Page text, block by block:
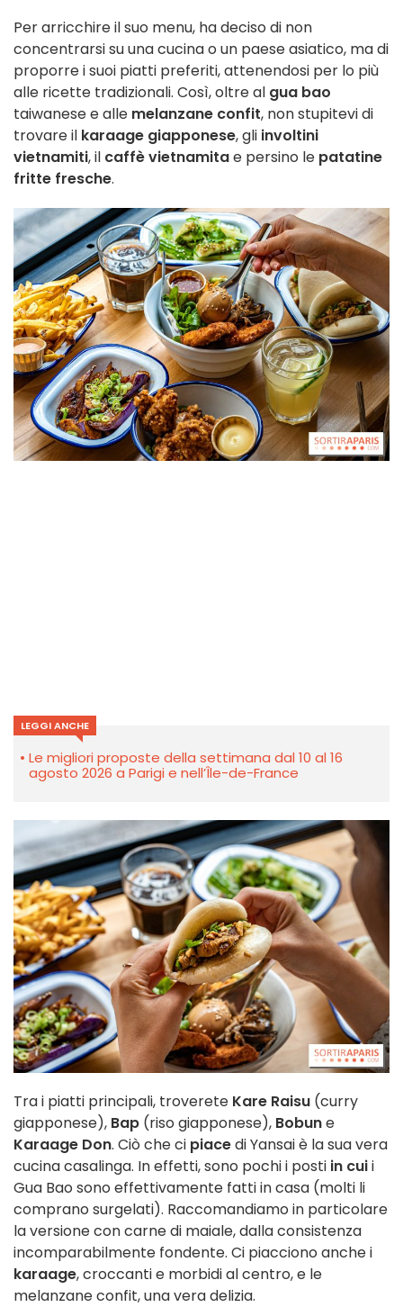
Per arricchire il suo menu, ha deciso di non
concentrarsi su una cucina o un paese asiatico, ma di
proporre i suoi piatti preferiti, attenendosi per lo più
alle ricette tradizionali. Così, oltre al gua bao
taiwanese e alle melanzane confit, non stupitevi di
trovare il karaage giapponese, gli involtini
vietnamiti, il caffè vietnamitae persino le patatine
fritte fresche.
LEGGI ANCHE
Le migliori proposte della settimana dal 10 al 16
agosto 2026 a Parigi e nell’Île-de-France
Tra i piatti principali, troverete Kare Raisu (curry
giapponese), Bap (riso giapponese), Bobune
Karaage Don. Ciò che ci piacedi Yansai è la sua vera
cucina casalinga. In effetti, sono pochi i posti in cuii
Gua Bao sono effettivamente fatti in casa (molti li
comprano surgelati). Raccomandiamo in particolare
la versione con carne di maiale, dalla consistenza
incomparabilmente fondente. Ci piacciono anche i
karaage, croccanti e morbidi al centro, e le
melanzane confit, una vera delizia.